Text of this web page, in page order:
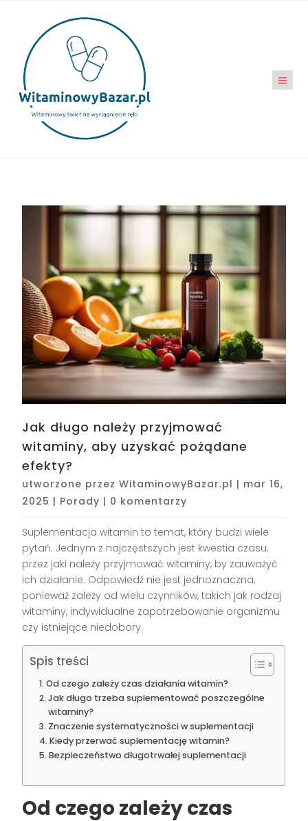
Jak długo należy przyjmować
witaminy, aby uzyskać pożądane
efekty?
utworzone przezWitaminowyBazar.pl | mar 16,
2025 | Porady | 0 komentarzy
Suplementacja witamin to temat, który budzi wiele
pytań. Jednym z najczęstszych jest kwestia czasu,
przez jaki należy przyjmować witaminy, by zauważyć
ich działanie. Odpowiedź nie jest jednoznaczna,
ponieważ zależy od wielu czynników, takich jak rodzaj
witaminy, indywidualne zapotrzebowanie organizmu
czy istniejące niedobory.
Spis treści
Od czego zależy czas działania witamin?
Jak długo trzeba suplementować poszczególne
witaminy?
Znaczenie systematyczności w suplementacji
Kiedy przerwać suplementację witamin?
Bezpieczeństwo długotrwałej suplementacji
Od czego zależy czas